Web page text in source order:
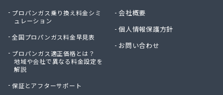
小島不動産
小野崎燃料設備有限会社
松島ガス株式会社
上都賀プロパンガス協同組合
神山液化ガス
プロパンガス乗り換え料金シミ
ュレーション
全国プロパンガス料金早見表
プロパンガス適正価格とは？
地域や会社で異なる料金設定を
解説
保証とアフターサポート
会社概要
個人情報保護方針
お問い合わせ